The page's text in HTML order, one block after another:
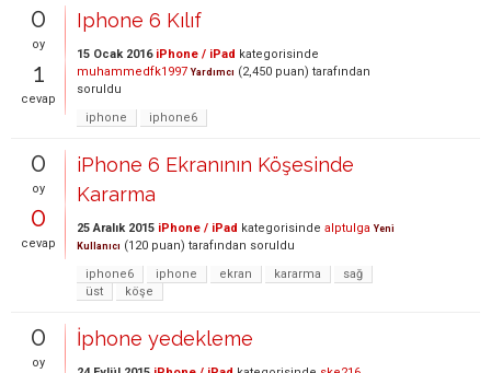
0
oy
1
cevap
Iphone 6 Kılıf
15 Ocak 2016 iPhone / iPad kategorisinde
muhammedfk1997 Yardımcı (2,450 puan) tarafından
soruldu
iphone
iphone6
0
oy
0
cevap
iPhone 6 Ekranının Köşesinde
Kararma
25 Aralık 2015 iPhone / iPad kategorisinde alptulga Yeni
Kullanıcı (120 puan) tarafından soruldu
iphone6
iphone ekran kararma
sağ
üst
köşe
0
oy
İphone yedekleme